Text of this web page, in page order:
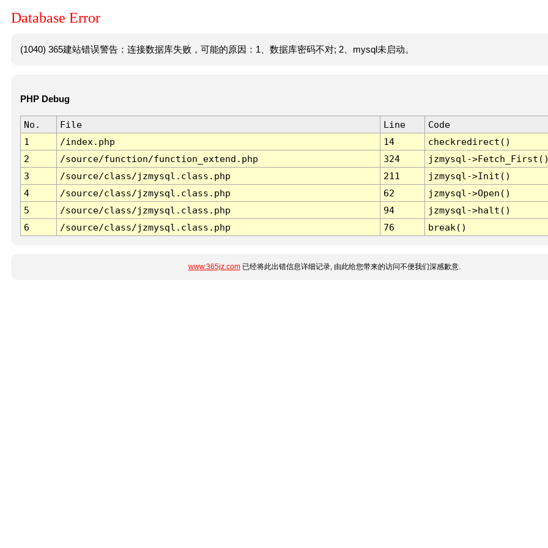
Database Error
(1040) 365建站错误警告：连接数据库失败，可能的原因：1、数据库密码不对; 2、mysql未启动。
PHP Debug
No. File Line
Code
1
/index.php 14
checkredirect()
2
/source/function/function_extend.php 324
jzmysql-
3
/source/class/jzmysql.class.php 211
jzmysql->Init()
4
/source/class/jzmysql.class.php 62
jzmysql->Open()
5
/source/class/jzmysql.class.php 94
jzmysql->halt()
6
/source/class/jzmysql.class.php 76 break()
www.365jz.com已经将此出错信息详细记录, 由此给您带来的访问不便我们深感歉意.